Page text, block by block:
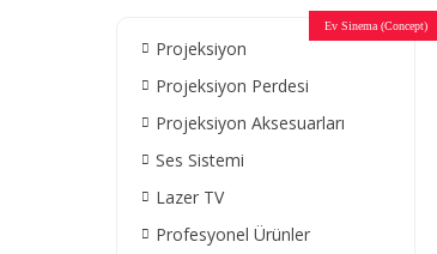
Projeksiyon
Projeksiyon Perdesi
Projeksiyon Aksesuarları
Ses Sistemi
Lazer TV
Profesyonel Ürünler
Ev Sinema
Ev Sinema
Ev Sinema
Müzeler
Ev Sinema
Restaurant - Cafe
Devlet Kurumları
Ev Sinema
Otel Sinema Salonları
Ev Sinema (Concept)